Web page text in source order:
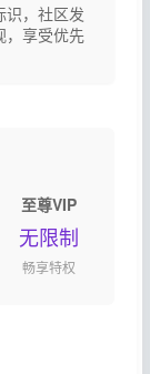
识，社区发
，享受优先
至尊VIP
无限制
畅享特权